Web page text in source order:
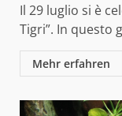
Il 29 luglio si è
Tigri”. In questo
Mehr erfahren